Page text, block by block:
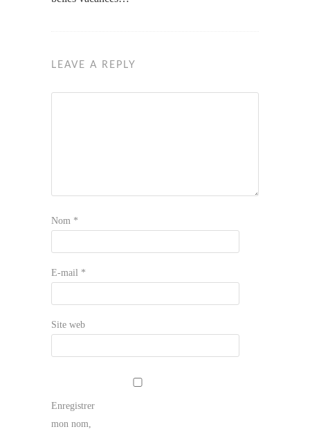
LEAVE A REPLY
Nom *
E-mail *
Site web
Enregistrer
mon nom,